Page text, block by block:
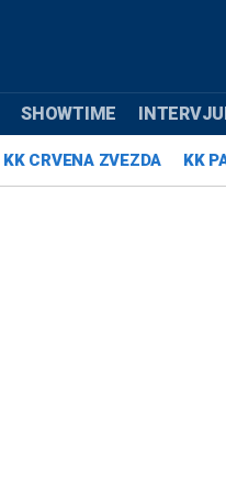
SHOWTIME
KK CRVENA ZVEZDA KK